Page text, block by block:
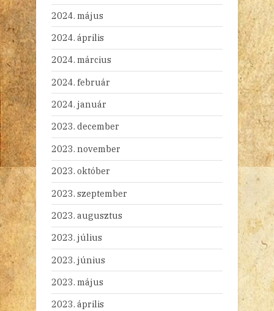
2024. május
2024. április
2024. március
2024. február
2024. január
2023. december
2023. november
2023. október
2023. szeptember
2023. augusztus
2023. július
2023. június
2023. május
2023. április